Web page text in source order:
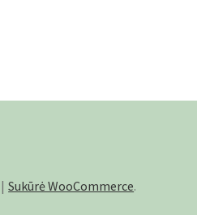
Sukūrė WooCommerce.